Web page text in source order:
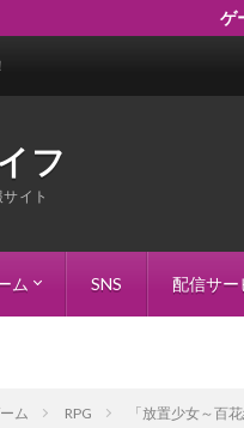
ゲ
フ
イト
ム SNS 配信サー
ム RPG 「放置少女～百